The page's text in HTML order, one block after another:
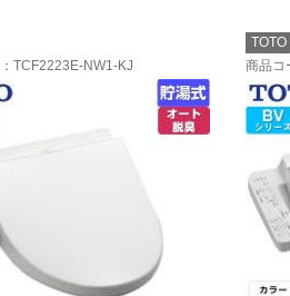
：TCF2223E-NW1-KJ
TOTO
商品コ